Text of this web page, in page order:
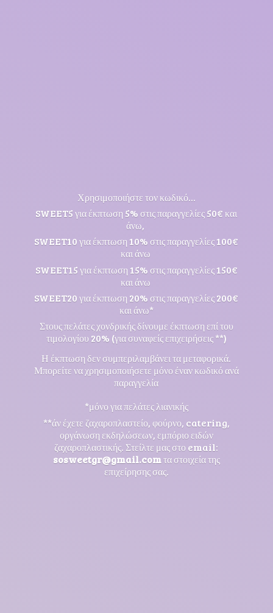
Χρησιμοποιήστε τον κωδικό...
SWEET5 για έκπτωση 5% στις παραγγελίες 50€ και
άνω,
SWEET10 για έκπτωση 10% στις παραγγελίες 100€
και άνω
SWEET15 για έκπτωση 15% στις παραγγελίες 150€
και άνω
SWEET20 για έκπτωση 20% στις παραγγελίες 200€
και άνω*
Στους πελάτες χονδρικής δίνουμε έκπτωση επί του
τιμολογίου 20% (για συναφείς επιχειρήσεις **)
Η έκπτωση δεν συμπεριλαμβάνει τα μεταφορικά.
Μπορείτε να χρησιμοποιήσετε μόνο έναν κωδικό ανά
παραγγελία
*μόνο για πελάτες λιανικής
**άν έχετε ζαχαροπλαστείο, φούρνο, catering,
οργάνωση εκδηλώσεων, εμπόριο ειδών
ζαχαροπλαστικής. Στείλτε μας στο email:
sosweetgr@gmail.comτα στοιχεία της
επιχείρησης σας.